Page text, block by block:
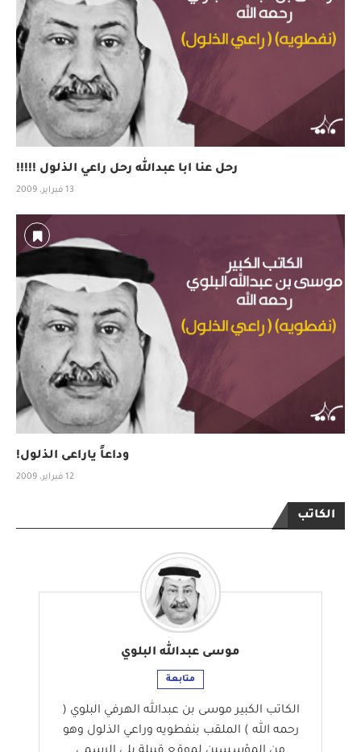
رحل عنا ابا عبدالله رحل راعي الذلول !!!!!
13 فبراير، 2009
وداعاً ياراعى الذلول!
12 فبراير، 2009
الكاتب
موسى عبدالله البلوي
متابعة
الكاتب الكبير موسى بن عبدالله الهرفي البلوي (
رحمه الله ) الملقب بنفطويه وراعي الذلول وهو